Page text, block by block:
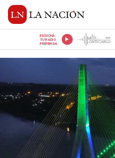
ESCUCHÁ
TU RADIO
PREFERIDA